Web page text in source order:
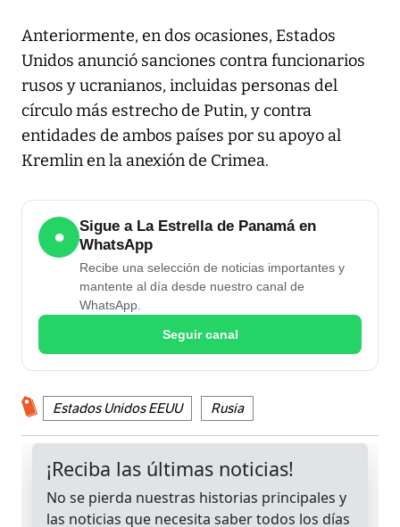
Anteriormente, en dos ocasiones, Estados
Unidos anunció sanciones contra funcionarios
rusos y ucranianos, incluidas personas del
círculo más estrecho de Putin, y contra
entidades de ambos países por su apoyo al
Kremlin en la anexión de Crimea.
●
Sigue a La Estrella de Panamá en
WhatsApp
Recibe una selección de noticias importantes y
mantente al día desde nuestro canal de
WhatsApp.
Seguir canal
Estados Unidos EEUU Rusia